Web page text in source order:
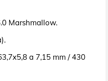
Marshmallow.
a 7,15 mm / 430